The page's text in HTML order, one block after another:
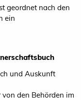
geordnet nach den
ein
und Auskunft
den Behörden im